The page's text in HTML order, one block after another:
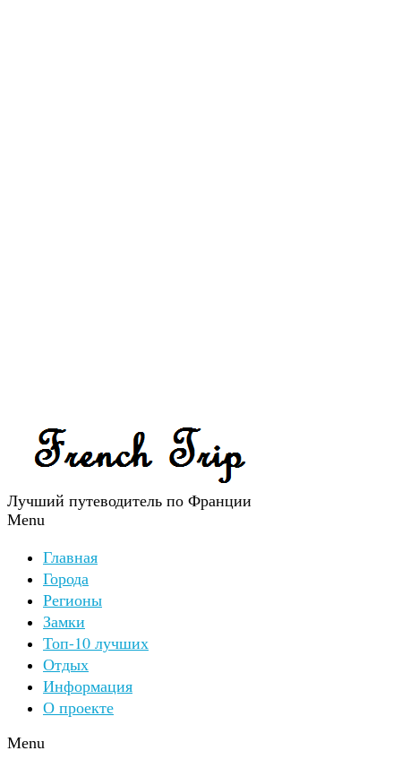
Лучший путеводитель по Франции
Menu
Главная
Города
Регионы
Замки
Топ-10 лучших
Отдых
Информация
О проекте
Menu